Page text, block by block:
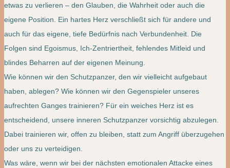
etwas zu verlieren – den Glauben, die Wahrheit oder auch die
eigene Position. Ein hartes Herz verschließt sich für andere und
auch für das eigene, tiefe Bedürfnis nach Verbundenheit. Die
Folgen sind Egoismus, Ich-Zentriertheit, fehlendes Mitleid und
blindes Beharren auf der eigenen Meinung.
Wie können wir den Schutzpanzer, den wir vielleicht aufgebaut
haben, ablegen? Wie können wir den Gegenspieler unseres
aufrechten Ganges trainieren? Für ein weiches Herz ist es
entscheidend, unsere inneren Schutzpanzer vorsichtig abzulegen.
Dabei trainieren wir, offen zu bleiben, statt zum Angriff überzugehen
oder uns zu verteidigen.
Was wäre, wenn wir bei der nächsten emotionalen Attacke eines